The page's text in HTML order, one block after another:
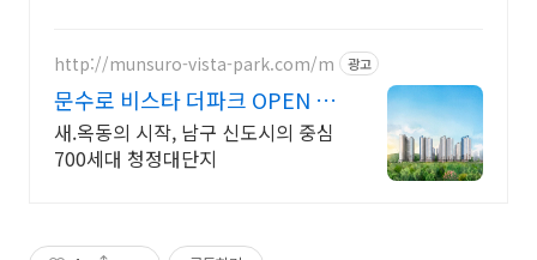
http://munsuro-vista-park.com/m 광고
문수로 비스타 더파크 OPEN 예
정
새.옥동의 시작, 남구 신도시의 중심
700세대 청정대단지